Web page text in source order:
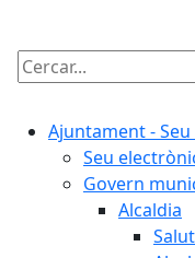
Cercar:
Ajuntament -
Seu
Govern
Alcaldia